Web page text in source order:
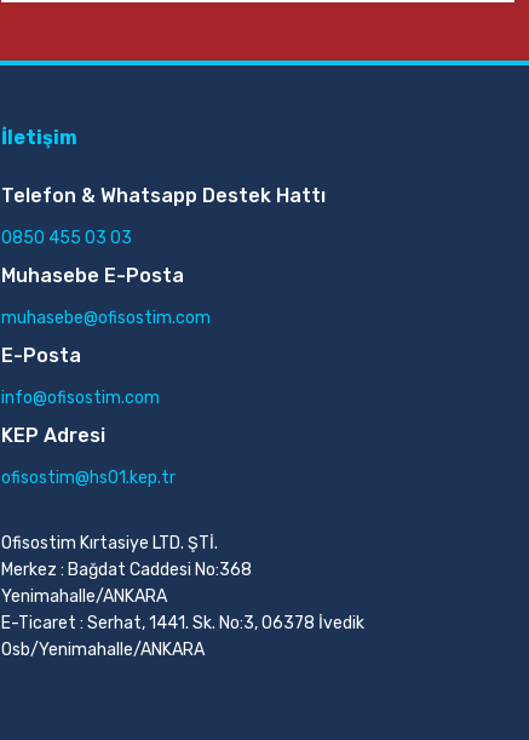
İletişim
Telefon & Whatsapp Destek Hattı
0850 455 03 03
Muhasebe E-Posta
muhasebe@ofisostim.com
E-Posta
info@ofisostim.com
KEP Adresi
ofisostim@hs01.kep.tr
Ofisostim Kırtasiye LTD. ŞTİ.
Merkez : Bağdat Caddesi No:368
Yenimahalle/ANKARA
E-Ticaret : Serhat, 1441. Sk. No:3, 06378 İvedik
Osb/Yenimahalle/ANKARA